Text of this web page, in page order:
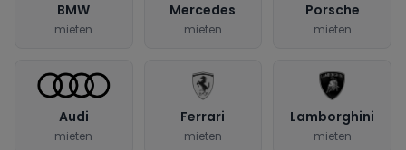
BMW
mieten
Mercedes
mieten
Porsche
mieten
Audi
mieten
Ferrari
mieten
Lamborghini
mieten